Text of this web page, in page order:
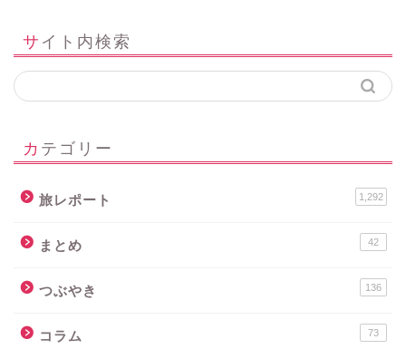
サイト内検索
カテゴリー
旅レポート 1,292
まとめ 42
つぶやき 136
コラム 73